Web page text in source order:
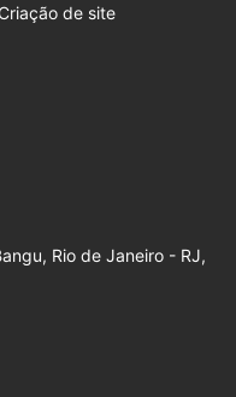
de site
Rio de Janeiro - RJ,